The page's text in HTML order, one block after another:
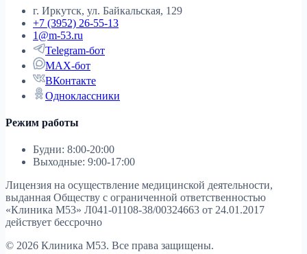
г. Иркутск, ул. Байкальская, 129
+7 (3952) 26-55-13
1@m-53.ru
Telegram-бот
MAX-бот
ВКонтакте
Одноклассники
Режим работы
Будни: 8:00-20:00
Выходные: 9:00-17:00
Лицензия на осуществление медицинской деятельности,
выданная Обществу с ограниченной ответственностью
«Клиника М53» Л041-01108-38/00324663 от 24.01.2017
действует бессрочно
© 2026 Клиника М53. Все права защищены.